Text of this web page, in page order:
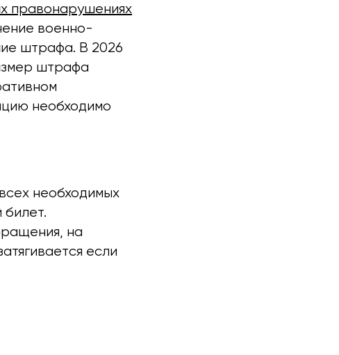
правонарушениях
военно-
штрафа. В 2026
штрафа
​​необходимо
необходимых
на
если